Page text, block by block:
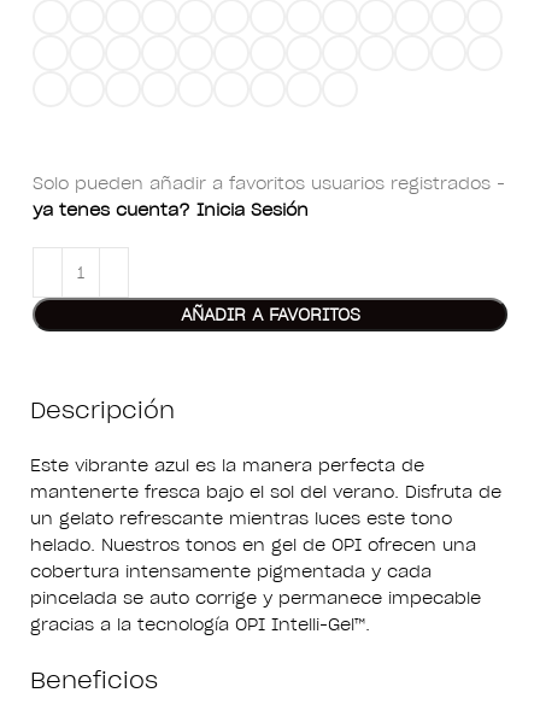
Solo pueden añadir a favoritos usuarios registrados -
ya tenes cuenta? Inicia Sesión
AÑADIR A FAVORITOS
Descripción
Este vibrante azul es la manera perfecta de
mantenerte fresca bajo el sol del verano. Disfruta de
un gelato refrescante mientras luces este tono
helado. Nuestros tonos en gel de OPI ofrecen una
cobertura intensamente pigmentada y cada
pincelada se auto corrige y permanece impecable
gracias a la tecnología OPI Intelli-Gel™.
Beneficios